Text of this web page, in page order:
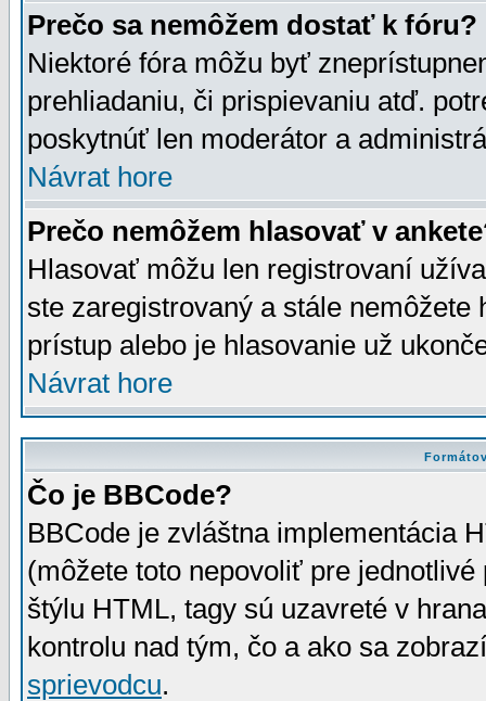
Prečo sa nemôžem dostať k fóru?
Niektoré fóra môžu byť
prehliadaniu, či prispievaniu atď.
poskytnúť len moderátor a
Návrat hore
Prečo nemôžem hlasovať v
Hlasovať môžu len registrovaní
ste zaregistrovaný a stále
prístup alebo je hlasovanie už
Návrat hore
Čo je BBCode?
BBCode je zvláštna implementácia
(môžete toto nepovoliť pre
štýlu HTML, tagy sú uzavreté v
kontrolu nad tým, čo a ako sa
sprievodcu.